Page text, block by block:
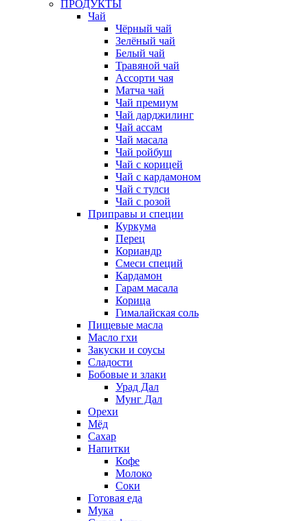
ПРОДУКТЫ
Чай
Чёрный чай
Зелёный чай
Белый чай
Травяной чай
Ассорти чая
Матча чай
Чай премиум
Чай дарджилинг
Чай ассам
Чай масала
Чай ройбуш
Чай с корицей
Чай с кардамоном
Чай с тулси
Чай с розой
Приправы и специи
Куркума
Перец
Кориандр
Смеси специй
Кардамон
Гарам масала
Корица
Гималайская соль
Пищевые масла
Масло гхи
Закуски и соусы
Сладости
Бобовые и злаки
Урад Дал
Мунг Дал
Орехи
Мёд
Сахар
Напитки
Кофе
Молоко
Соки
Готовая еда
Мука